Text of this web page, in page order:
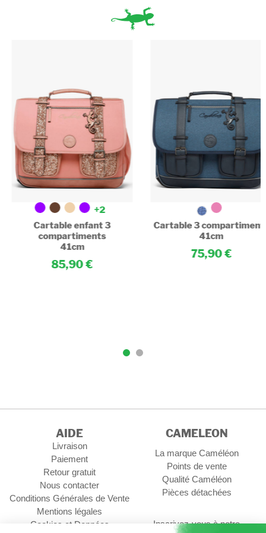
+2
Cartable enfant 3
compartiments
41cm
85,90
Cartable 3
41cm
75,90
AIDE
Livraison
Paiement
Retour gratuit
Nous contacter
Conditions Générales de Vente
Mentions légales
Cookies et Données
CAMELEON
La marque Caméléon
Points de vente
Qualité Caméléon
Pièces détachées
Inscrivez-vous à notre